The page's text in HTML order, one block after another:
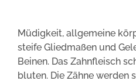
Müdigkeit, allgemeine
steife Gliedmaßen und
Beinen. Das Zahnfleisch
bluten. Die Zähne werden